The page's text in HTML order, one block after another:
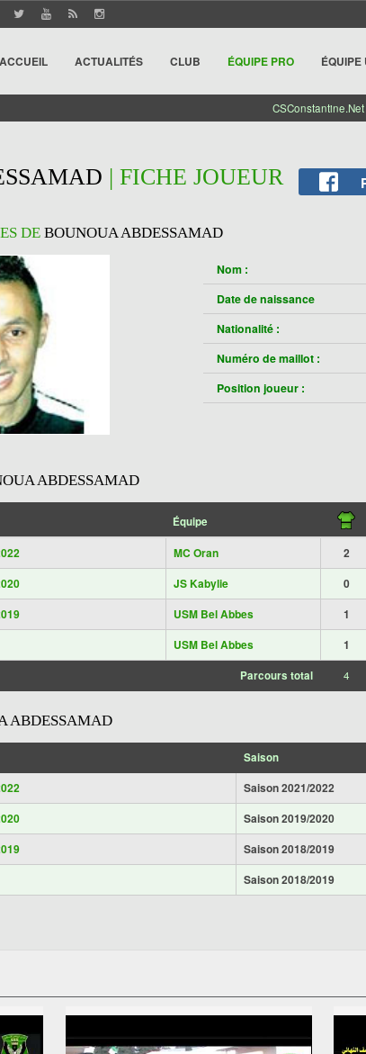
ACCUEIL ACTUALITÉS CLUB ÉQUIPE PRO ÉQUIPE
| FICHE JOUEUR
DE BOUNOUA ABDESSAMAD
Nom :
Date de naissance
Nationalité :
Numéro de maillot :
Position joueur :
ABDESSAMAD
Équipe
MC Oran 2
JS Kabylie 0
USM Bel Abbes 1
USM Bel Abbes 1
Parcours total 4
ABDESSAMAD
Saison
Saison 2021/2022
Saison 2019/2020
Saison 2018/2019
Saison 2018/2019